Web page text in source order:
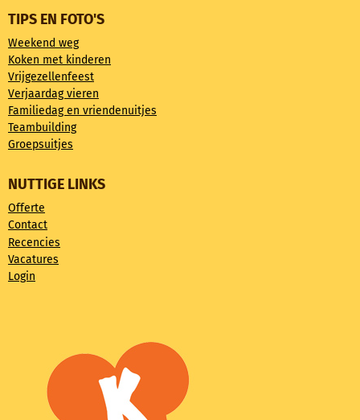
TIPS EN FOTO'S
Weekend weg
Koken met kinderen
Vrijgezellenfeest
Verjaardag vieren
Familiedag en vriendenuitjes
Teambuilding
Groepsuitjes
NUTTIGE LINKS
Offerte
Contact
Recencies
Vacatures
Login